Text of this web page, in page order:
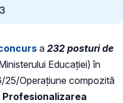
a 232 posturi de
Educației) în
25/Operațiune compozită
Profesionalizarea